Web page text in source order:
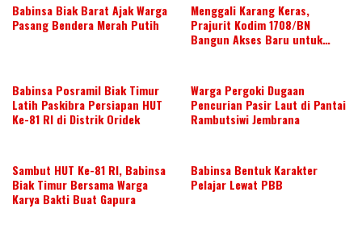
Babinsa Biak Barat Ajak Warga
Pasang Bendera Merah Putih
Menggali Karang Keras,
Prajurit Kodim 1708/BN
Bangun Akses Baru untuk
Babinsa Posramil Biak Timur
Latih Paskibra Persiapan HUT
Ke-81 RI di Distrik Oridek
Warga Pergoki Dugaan
Pencurian Pasir Laut di Pantai
Rambutsiwi Jembrana
Sambut HUT Ke-81 RI, Babinsa
Biak Timur Bersama Warga
Karya Bakti Buat Gapura
Babinsa Bentuk Karakter
Pelajar Lewat PBB